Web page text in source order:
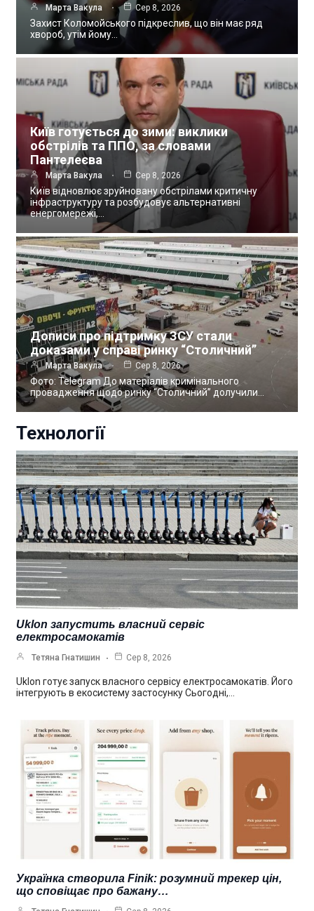
Марта Вакула Сер 8, 2026
Захист Коломойського підкреслив, що він має ряд
хвороб, утім йому…
Київ готується до зими: виклики
обстрілів та ППО, за словами
Пантелеєва
Марта Вакула Сер 8, 2026
Київ відновлює зруйновану обстрілами критичну
інфраструктуру та розбудовує альтернативні
енергомережі,…
Дописи про підтримку ЗСУ стали
доказами у справі ринку “Столичний”
Марта Вакула Сер 8, 2026
Фото: Telegram До матеріалів кримінального
провадження щодо ринку “Столичний” долучили…
Технології
Uklon запустить власний сервіс
електросамокатів
Тетяна Гнатишин Сер 8, 2026
Uklon готує запуск власного сервісу електросамокатів. Його
інтегрують в екосистему застосунку Сьогодні,…
Українка створила Finik: розумний трекер цін,
що сповіщає про бажану…